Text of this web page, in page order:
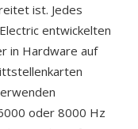
ist. Jedes
entwickelten
in Hardware auf
oder 8000 Hz